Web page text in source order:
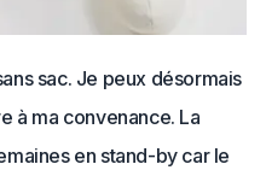
sac. Je peux désormais
à ma convenance. La
en stand-by car le